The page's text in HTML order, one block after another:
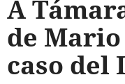
A
de
caso del